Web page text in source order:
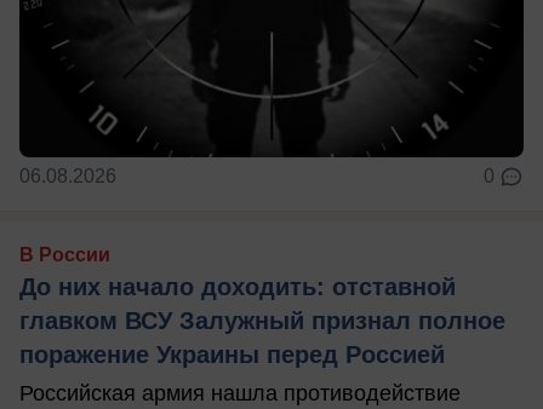
06.08.2026 0
В России
До них начало доходить: отставной
главком ВСУ Залужный признал полное
поражение Украины перед Россией
Российская армия нашла противодействие